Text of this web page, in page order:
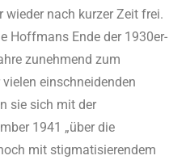
wieder nach kurzer Zeit frei.
Hoffmans Ende der 1930er-
zunehmend zum
einschneidenden
sie sich mit der
1941 „über die
mit stigmatisierendem